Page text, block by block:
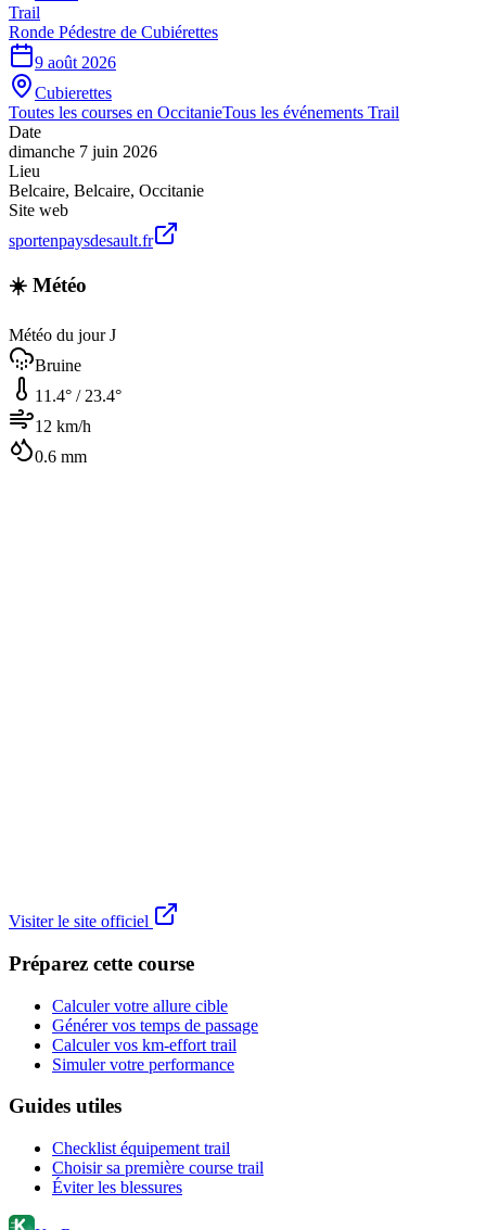
Trail
Ronde Pédestre de Cubiérettes
9 août 2026
Cubierettes
Toutes les courses en OccitanieTous les événements Trail
Date
dimanche 7 juin 2026
Lieu
Belcaire, Belcaire, Occitanie
Site web
sportenpaysdesault.fr
☀️ Météo
Météo du jour J
Bruine
11.4° / 23.4°
12 km/h
0.6 mm
Visiter le site officiel
Préparez cette course
Calculer votre allure cible
Générer vos temps de passage
Calculer vos km-effort trail
Simuler votre performance
Guides utiles
Checklist équipement trail
Choisir sa première course trail
Éviter les blessures